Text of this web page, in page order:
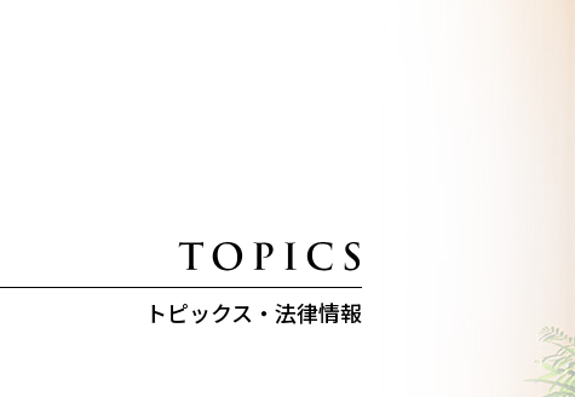
トピックス・法律情報